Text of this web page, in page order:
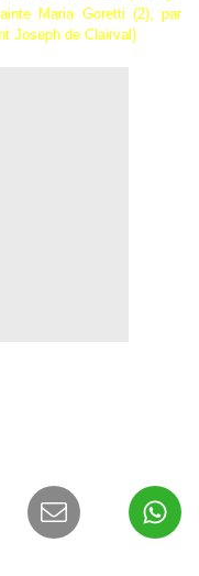
Maria Goretti (2), par
Joseph de Clairval)